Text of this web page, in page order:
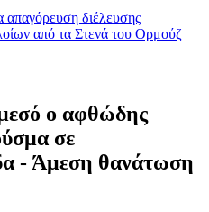
απαγόρευση διέλευσης
από τα Στενά του Ορμούζ
ο αφθώδης
σε
- Άμεση θανάτωση